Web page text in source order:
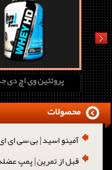
پروتئین وی اچ دی
next
آمینو اسید | بی سی ای
قبل از تمرین | پمپ
محصولات